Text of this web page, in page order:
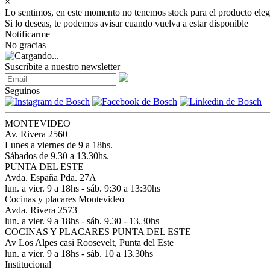
Lo sentimos, en este momento no tenemos stock para el producto
Si lo deseas, te podemos avisar cuando vuelva a estar disponible
Notificarme
No gracias
Suscribite a nuestro newsletter
Seguinos
MONTEVIDEO
Av. Rivera 2560
Lunes a viernes de 9 a 18hs.
Sábados de 9.30 a 13.30hs.
PUNTA DEL ESTE
Avda. España Pda. 27A
lun. a vier. 9 a 18hs - sáb. 9:30 a 13:30hs
Cocinas y placares Montevideo
Avda. Rivera 2573
lun. a vier. 9 a 18hs - sáb. 9.30 - 13.30hs
COCINAS Y PLACARES PUNTA DEL ESTE
Av Los Alpes casi Roosevelt, Punta del Este
lun. a vier. 9 a 18hs - sáb. 10 a 13.30hs
Institucional